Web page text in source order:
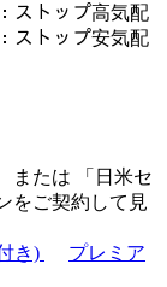
： ストップ高気配
： ストップ安気配
または 「 日米セ
をご契約して見
き)
プレミア